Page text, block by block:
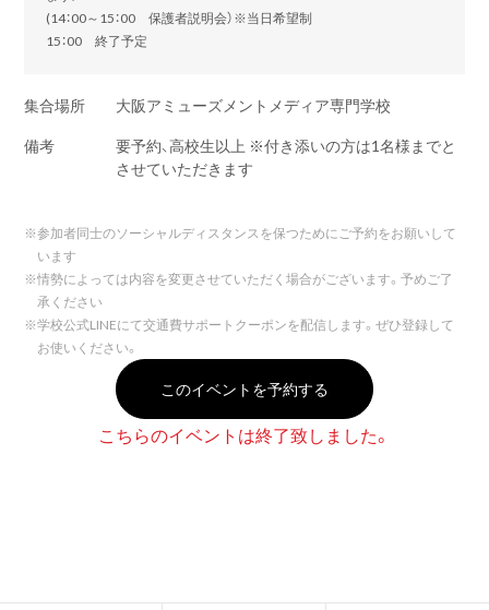
(14：00～15：00 保護者説明会）※当日希望制
15：00 終了予定
集合場所
大阪アミューズメントメディア専門学校
備考
要予約、高校生以上 ※付き添いの方は1名様までと
させていただきます
※参加者同士のソーシャルディスタンスを保つためにご予約をお願いして
います
※情勢によっては内容を変更させていただく場合がございます。予めご了
承ください
※学校公式LINEにて交通費サポートクーポンを配信します。ぜひ登録して
お使いください。
このイベントを予約する
こちらのイベントは終了致しました。